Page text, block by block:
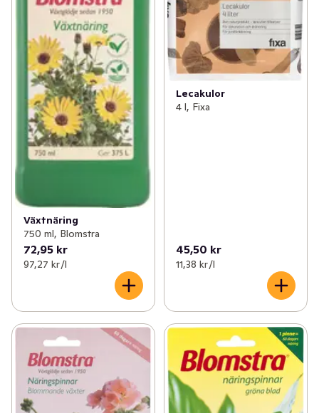
Växtnäring
750 ml, Blomstra
72,95 kr
97,27 kr /l
Lecakulor
4 l, Fixa
45,50 kr
11,38 kr /l